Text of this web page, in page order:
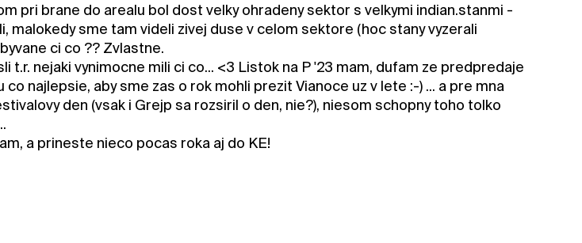
pri brane do arealu bol dost velky ohradeny sektor s velkymi indian.stanmi -
malokedy sme tam videli zivej duse v celom sektore (hoc stany vyzerali
ci co ?? Zvlastne.
t.r. nejaki vynimocne mili ci co... <3 Listok na P '23 mam, dufam ze predpredaje
najlepsie, aby sme zas o rok mohli prezit Vianoce uz v lete :-) ... a pre mna
den (vsak i Grejp sa rozsiril o den, nie?), niesom schopny toho tolko
a prineste nieco pocas roka aj do KE!